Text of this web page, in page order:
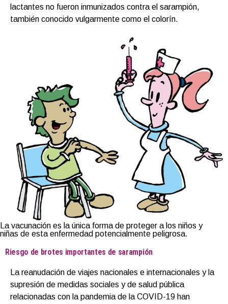
lactantes no fueron inmunizados contra el sarampión,
también conocido vulgarmente como el colorín.
La vacunación es la única forma de proteger a los niños y
niñas de esta enfermedad potencialmente peligrosa.
Riesgo de brotes importantes de sarampión
La reanudación de viajes nacionales e internacionales y la
supresión de medidas sociales y de salud pública
relacionadas con la pandemia de la COVID-19 han